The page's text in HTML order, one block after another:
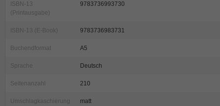
ISBN-13
(Printausgabe)
9783736993730
ISBN-13 (E-Book) 9783736983731
Buchendformat A5
Sprache Deutsch
Seitenanzahl 210
Umschlagkaschierung matt